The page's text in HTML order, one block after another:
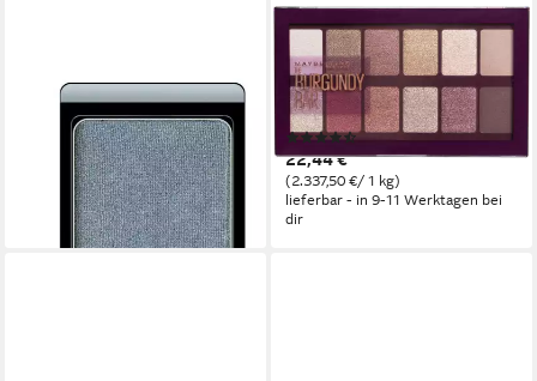
Eyeshadow 82 Pearly Smokey
Blue Violet 0,8gr
ab 14,39 €
lieferbar - in 2-3 Werktagen bei dir
MAYBELLINE NEW YORK
Lidschatten THE BURGUNDY
BAR, mit schimmernden
Burgunder-Tönen
(84)
22,44 €
(2.337,50 €/ 1 kg)
lieferbar - in 9-11 Werktagen bei
dir